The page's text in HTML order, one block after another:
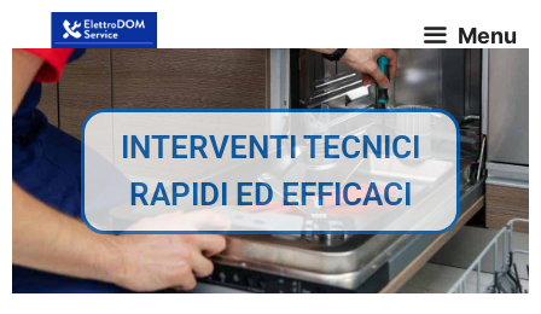
Menu
INTERVENTI TECNICI
RAPIDI ED EFFICACI